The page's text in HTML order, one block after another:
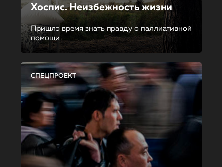
Хоспис. Неизбежность жизни
Пришло время знать правду о паллиативной
помощи
СПЕЦПРОЕКТ